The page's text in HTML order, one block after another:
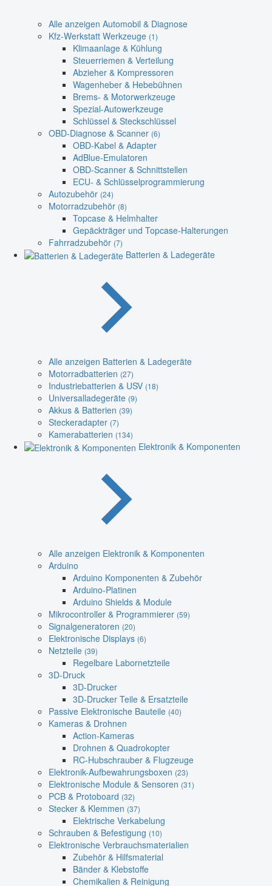
Alle anzeigen Automobil & Diagnose
Kfz-Werkstatt Werkzeuge (1)
Klimaanlage & Kühlung
Steuerriemen & Verteilung
Abzieher & Kompressoren
Wagenheber & Hebebühnen
Brems- & Motorwerkzeuge
Spezial-Autowerkzeuge
Schlüssel & Steckschlüssel
OBD-Diagnose & Scanner (6)
OBD-Kabel & Adapter
AdBlue-Emulatoren
OBD-Scanner & Schnittstellen
ECU- & Schlüsselprogrammierung
Autozubehör (24)
Motorradzubehör (8)
Topcase & Helmhalter
Gepäckträger und Topcase-Halterungen
Fahrradzubehör (7)
Batterien & Ladegeräte
Alle anzeigen Batterien & Ladegeräte
Motorradbatterien (27)
Industriebatterien & USV (18)
Universalladegeräte (9)
Akkus & Batterien (39)
Steckeradapter (7)
Kamerabatterien (134)
Elektronik & Komponenten
Alle anzeigen Elektronik & Komponenten
Arduino
Arduino Komponenten & Zubehör
Arduino-Platinen
Arduino Shields & Module
Mikrocontroller & Programmierer (59)
Signalgeneratoren (20)
Elektronische Displays (6)
Netzteile (39)
Regelbare Labornetzteile
3D-Druck
3D-Drucker
3D-Drucker Teile & Ersatzteile
Passive Elektronische Bauteile (40)
Kameras & Drohnen
Action-Kameras
Drohnen & Quadrokopter
RC-Hubschrauber & Flugzeuge
Elektronik-Aufbewahrungsboxen (23)
Elektronische Module & Sensoren (31)
PCB & Protoboard (32)
Stecker & Klemmen (37)
Elektrische Verkabelung
Schrauben & Befestigung (10)
Elektronische Verbrauchsmaterialien
Zubehör & Hilfsmaterial
Bänder & Klebstoffe
Chemikalien & Reinigung